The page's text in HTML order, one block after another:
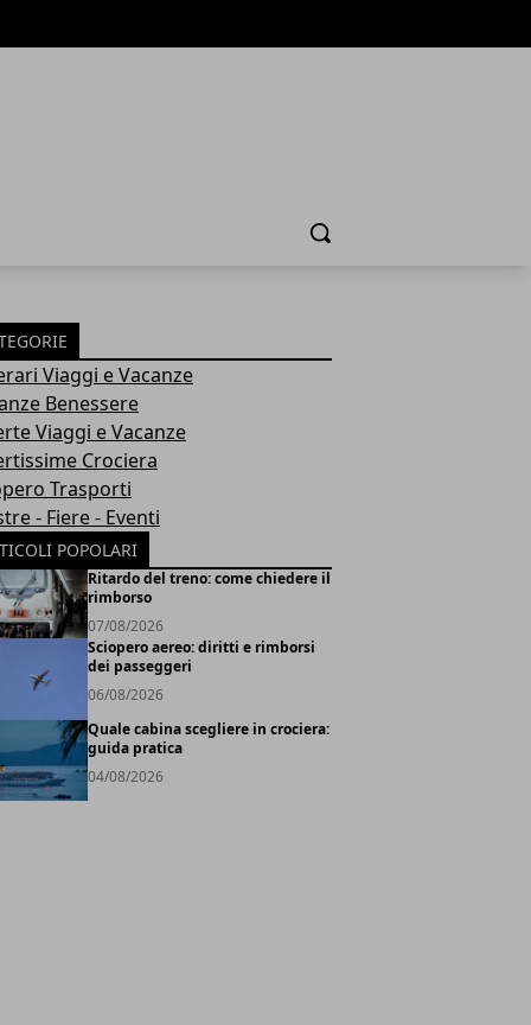
Cerca
Viaggi e Vacanze
Benessere
Viaggi e Vacanze
Crociera
Trasporti
- Fiere - Eventi
POPOLARI
Ritardo del treno: come chiedere il
rimborso
07/08/2026
Sciopero aereo: diritti e rimborsi
dei passeggeri
06/08/2026
Quale cabina scegliere in crociera:
guida pratica
04/08/2026